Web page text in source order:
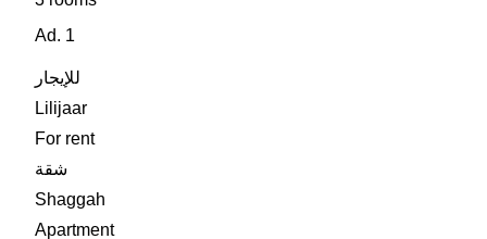
Ad. 1
للإيجار
Lilijaar
For rent
شقة
Shaggah
Apartment